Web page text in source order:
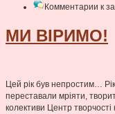
Комментарии к
МИ ВІРИМО!
Цей рік був непростим…
переставали мріяти,
колективи Центр